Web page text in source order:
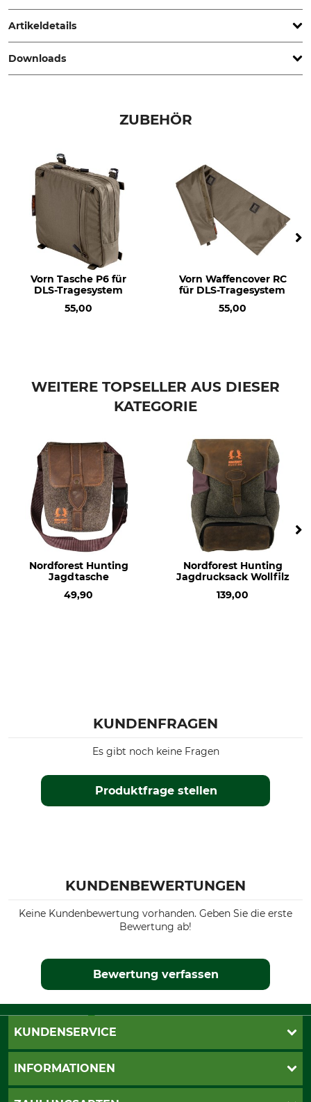
www.grube.de
Artikeldetails
Marke
Vorn Equipment
DLS Setup 6
760 g
Downloads
ZUBEHÖR
Vorn Tasche P6 für
DLS-Tragesystem
55,00
Vorn Waffencover RC
für DLS-Tragesystem
55,00
WEITERE TOPSELLER AUS DIESER
KATEGORIE
Nordforest Hunting
Jagdtasche
49,90
Nordforest Hunting
Jagdrucksack Wollfilz
139,00
KUNDENFRAGEN
Produktfrage stellen
Es gibt noch keine Fragen
KUNDENBEWERTUNGEN
Keine Kundenbewertung vorhanden. Geben Sie die erste
Bewertung ab!
Bewertung verfassen
KUNDENSERVICE
Live-Shopping
INFORMATIONEN
AGB